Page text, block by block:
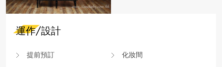
運作/設計
提前預訂 化妝間